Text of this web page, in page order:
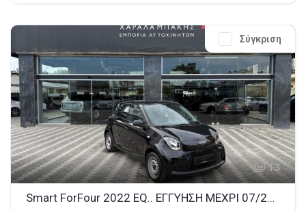
Σύγκριση
13
Smart ForFour 2022 EQ.. ΕΓΓΥΗΣΗ ΜΕΧΡΙ 07/2030